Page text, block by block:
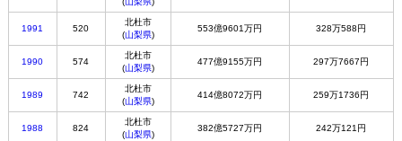
1991 520
北杜市
(山梨県)
553億9601万円 328万588円
1990 574
北杜市
(山梨県)
477億9155万円 297万7667円
1989 742
北杜市
(山梨県)
414億8072万円 259万1736円
1988 824
北杜市
(山梨県)
382億5727万円 242万121円